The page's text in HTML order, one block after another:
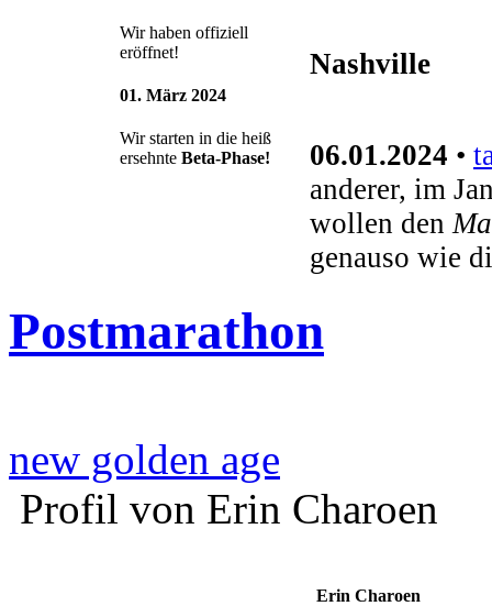
Wir haben offiziell
eröffnet!
01. März 2024
Wir starten in die heiß
ersehnte Beta-Phase!
Nashville
06.01.2024 •
anderer, im
wollen den
genauso wie
Postmarathon
new golden age
Profil von Erin Charoen
Erin Charoen